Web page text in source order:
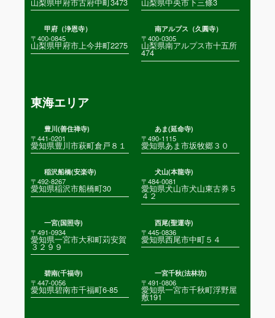
甲府（浄恩寺）
〒400-0845
山梨県甲府市上今井町2275
南アルプス（久圓寺）
〒400-0305
山梨県南アルプス市十五所
474
東海エリア
豊川(善住禅寺)
〒441-0201
愛知県豊川市萩町倉戸８１
あま(延命寺)
〒490-1115
愛知県あま市坂牧郷３０
稲沢船橋(安楽寺)
〒492-8267
愛知県稲沢市船橋町30
犬山(本龍寺)
〒484-0081
愛知県犬山市犬山東古券５
４２
一宮(国照寺)
〒491-0934
愛知県一宮市大和町苅安賀
３２９９
西尾(聖運寺)
〒445-0836
愛知県西尾市中町５４
碧南(千福寺)
〒447-0056
愛知県碧南市千福町6-85
一宮千秋(法林坊)
〒491-0806
愛知県一宮市千秋町浮野屋
敷191